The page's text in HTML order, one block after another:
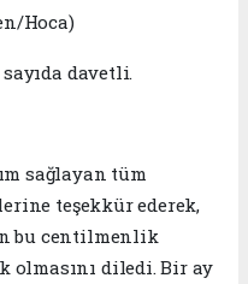
Hoca)
davetli.
sağlayan tüm
teşekkür ederek,
bu centilmenlik
olmasını diledi. Bir ay